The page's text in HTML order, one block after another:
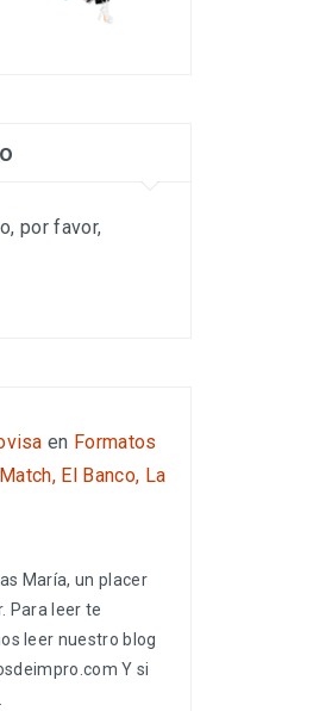
por favor,
en Formatos
El Banco, La
María, un placer
Para leer te
leer nuestro blog
Y si